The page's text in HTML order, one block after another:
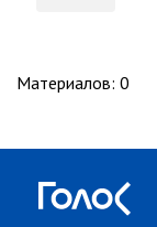
Материалов: 0